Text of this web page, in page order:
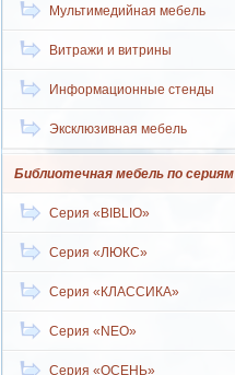
Мультимедийная мебель
Витражи и витрины
Информационные стенды
Эксклюзивная мебель
Библиотечная мебель по сериям
Серия «BIBLIO»
Серия «ЛЮКС»
Серия «КЛАССИКА»
Серия «NEO»
Серия «ОСЕНЬ»